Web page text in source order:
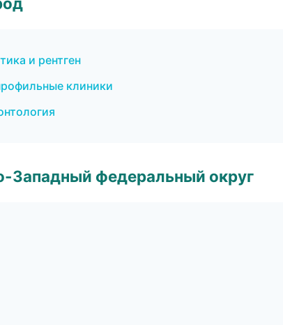
и рентген
клиники
Западный федеральный округ